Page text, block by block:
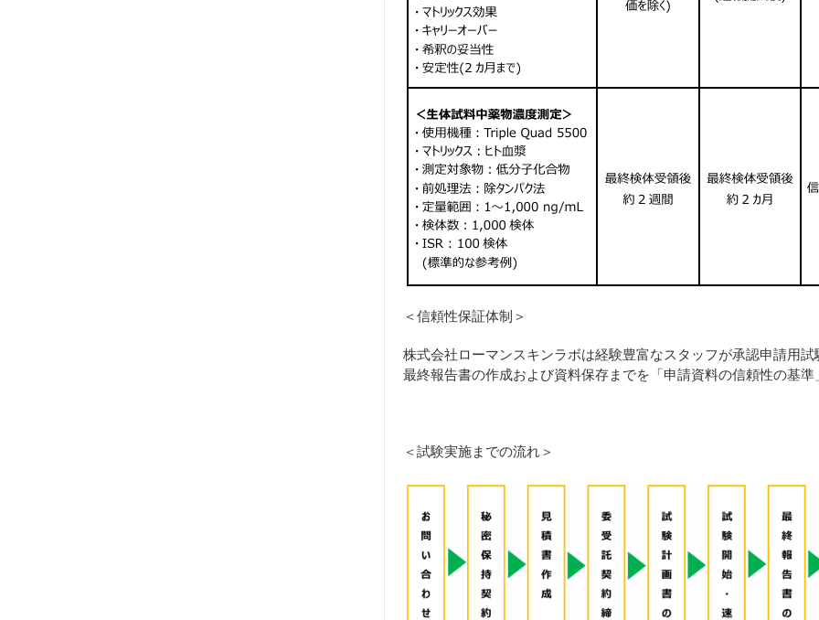
＜信頼性保証体制＞
株式会社ローマンスキンラボは経験豊富なスタッフが承認申請用
最終報告書の作成および資料保存までを「申請資料の信頼性の基準
＜試験実施までの流れ＞